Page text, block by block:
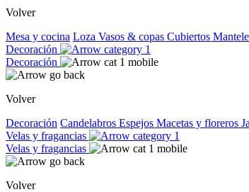
Volver
Mesa y cocina Loza Vasos & copas Cubiertos
Decoración
Decoración
Volver
Decoración Candelabros Espejos Macetas y floreros
Velas y fragancias
Velas y fragancias
Volver